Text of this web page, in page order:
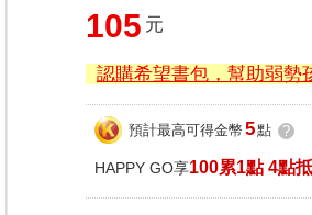
105 元
認購希望書包，幫助弱勢
預計最高可得金幣 5點 ?
HAPPY GO享100累1點 4點